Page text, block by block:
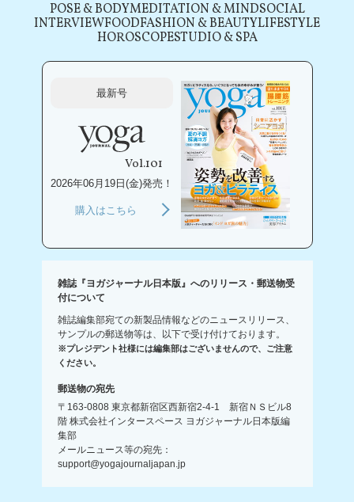
POSE & BODYMEDITATION & MINDSOCIAL
INTERVIEWFOODFASHION & BEAUTYLIFESTYLE
HOROSCOPESTUDIO & SPA
最新号
Vol.101
2026年06月19日(金)発売！
購入はこちら
雑誌『ヨガジャーナル日本版』へのリリース・郵送物受
付について
雑誌編集部宛ての新製品情報などのニュースリリース、
サンプルの郵送物等は、以下で受け付けております。
※プレジデント社様には編集部はございませんので、ご注意
ください。
郵送物の宛先
〒163-0808 東京都新宿区西新宿2-4-1 新宿ＮＳビル8
階 株式会社インタースペース ヨガジャーナル日本版編
集部
メールニュース等の宛先：
support@yogajournaljapan.jp